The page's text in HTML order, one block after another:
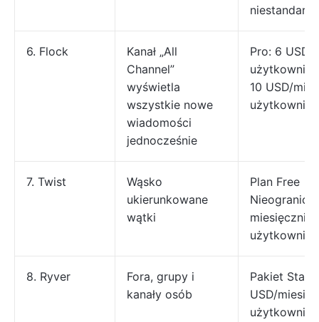
6. Flock
Kanał „All
Channel”
wyświetla
wszystkie nowe
wiadomości
jednocześnie
Pro: 6 USD/
10 USD/
użytkownika
7. Twist
Wąsko
ukierunkowane
wątki
Plan Free
miesięcznie
użytkownika
8. Ryver
Fora, grupy i
kanały osób
Pakiet
USD/